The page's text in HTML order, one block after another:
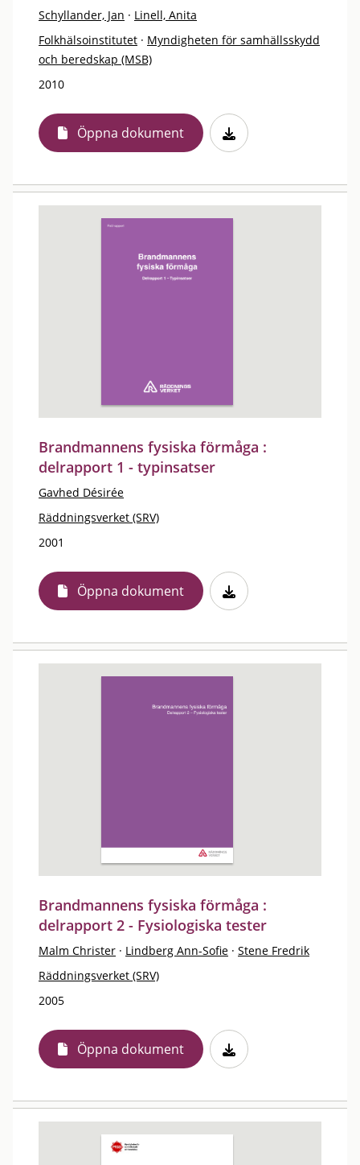
Schyllander, Jan · Linell, Anita
Folkhälsoinstitutet · Myndigheten för samhällsskydd
och beredskap (MSB)
2010
Öppna dokument
Brandmannens fysiska förmåga :
delrapport 1 - typinsatser
Gavhed Désirée
Räddningsverket (SRV)
2001
Öppna dokument
Brandmannens fysiska förmåga :
delrapport 2 - Fysiologiska tester
Malm Christer · Lindberg Ann-Sofie · Stene Fredrik
Räddningsverket (SRV)
2005
Öppna dokument